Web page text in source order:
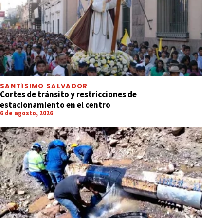
SANTÍSIMO SALVADOR
Cortes de tránsito y restricciones de
estacionamiento en el centro
6 de agosto, 2026